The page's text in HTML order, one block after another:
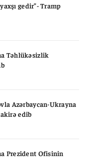
gedir”- Tramp
Təhlükəsizlik
Azərbaycan-Ukrayna
edib
Prezident Ofisinin